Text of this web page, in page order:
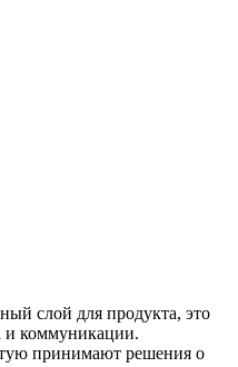
слой для продукта, это
и коммуникации.
принимают решения о